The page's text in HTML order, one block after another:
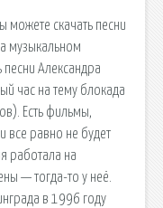
можете скачать песни
музыкальном
песни Александра
час на тему блокада
Есть фильмы,
все равно не будет
работала на
— тогда-то у неё.
в 1996 году